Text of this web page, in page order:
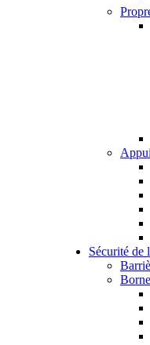
Sécurité de